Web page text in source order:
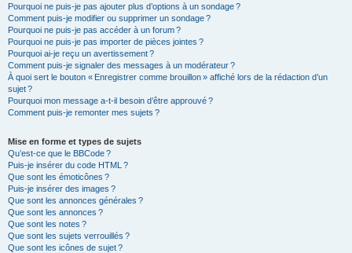
Pourquoi ne puis-je pas ajouter plus d’options à un sondage ?
Comment puis-je modifier ou supprimer un sondage ?
Pourquoi ne puis-je pas accéder à un forum ?
Pourquoi ne puis-je pas importer de pièces jointes ?
Pourquoi ai-je reçu un avertissement ?
Comment puis-je signaler des messages à un modérateur ?
À quoi sert le bouton « Enregistrer comme brouillon » affiché lors de la rédaction d’un
sujet ?
Pourquoi mon message a-t-il besoin d’être approuvé ?
Comment puis-je remonter mes sujets ?
Mise en forme et types de sujets
Qu’est-ce que le BBCode ?
Puis-je insérer du code HTML ?
Que sont les émoticônes ?
Puis-je insérer des images ?
Que sont les annonces générales ?
Que sont les annonces ?
Que sont les notes ?
Que sont les sujets verrouillés ?
Que sont les icônes de sujet ?